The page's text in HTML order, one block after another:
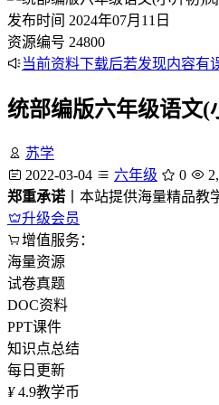
发布时间 2024年07月11日
资源编号 24800
当前资料下载后若发现内容有
统部编版六年级语文(
苏学
2022-03-04
六年级 0
郑重承诺 丨本站提供海量精品
升级会员
增值服务：
海量资源
试卷真题
DOC资料
PPT课件
知识点总结
每日更新
¥ 4.9教学币